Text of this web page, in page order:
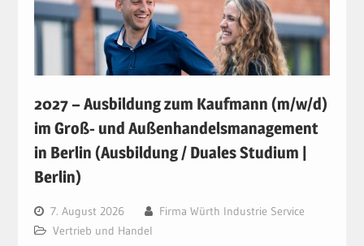
2027 – Ausbildung zum Kaufmann (m/w/d)
im Groß- und Außenhandelsmanagement
in Berlin (Ausbildung / Duales Studium |
Berlin)
7. August 2026
Firma Würth Industrie Service
Vertrieb und Handel